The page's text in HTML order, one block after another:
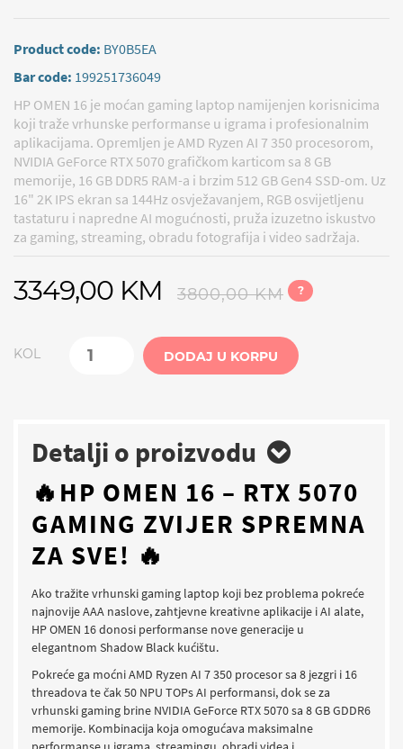
Product code: BY0B5EA
Bar code: 199251736049
HP OMEN 16 je moćan gaming laptop namijenjen korisnicima
koji traže vrhunske performanse u igrama i profesionalnim
aplikacijama. Opremljen je AMD Ryzen AI 7 350 procesorom,
NVIDIA GeForce RTX 5070 grafičkom karticom sa 8 GB
memorije, 16 GB DDR5 RAM-a i brzim 512 GB Gen4 SSD-om. Uz
16" 2K IPS ekran sa 144Hz osvježavanjem, RGB osvijetljenu
tastaturu i napredne AI mogućnosti, pruža izuzetno iskustvo
za gaming, streaming, obradu fotografija i video sadržaja.
3349,00 KM 3800,00 KM ?
KOL DODAJ U KORPU
Detalji o proizvodu
🔥 HP OMEN 16 – RTX 5070
GAMING ZVIJER SPREMNA
ZA SVE! 🔥
Ako tražite vrhunski gaming laptop koji bez problema pokreće
najnovije AAA naslove, zahtjevne kreativne aplikacije i AI alate,
HP OMEN 16 donosi performanse nove generacije u
elegantnom Shadow Black kućištu.
Pokreće ga moćni AMD Ryzen AI 7 350 procesor sa 8 jezgri i 16
threadova te čak 50 NPU TOPs AI performansi, dok se za
vrhunski gaming brine NVIDIA GeForce RTX 5070 sa 8 GB GDDR6
memorije. Kombinacija koja omogućava maksimalne